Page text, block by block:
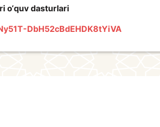
o‘quv dasturlari
DbH52cBdEHDK8tYiVA